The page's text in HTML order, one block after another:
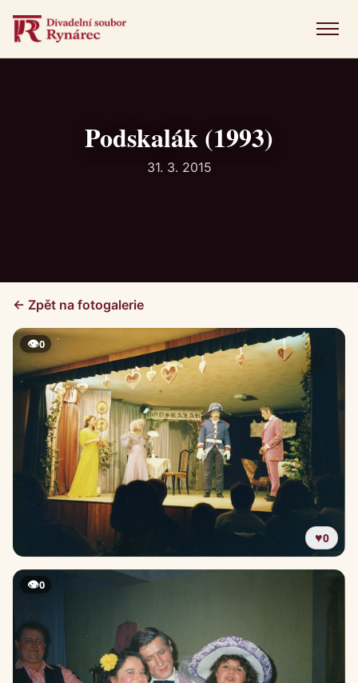
Kniha návštěv
Podskalák (1993)
31. 3. 2015
← Zpět na fotogalerie
👁0
♥0
👁0